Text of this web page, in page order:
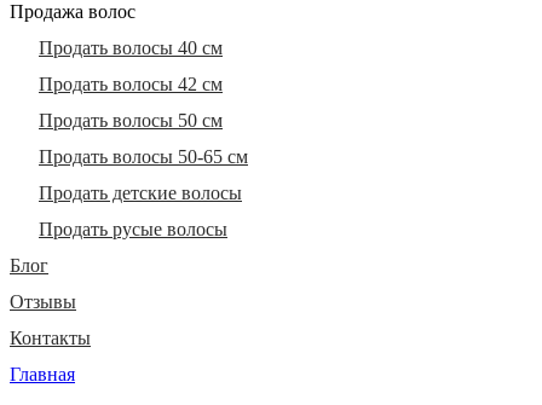
Продажа волос
Продать волосы 40 см
Продать волосы 42 см
Продать волосы 50 см
Продать волосы 50-65 см
Продать детские волосы
Продать русые волосы
Блог
Отзывы
Контакты
Главная